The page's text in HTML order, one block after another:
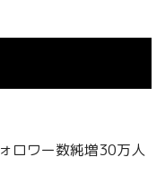
ロワー数純増30万人